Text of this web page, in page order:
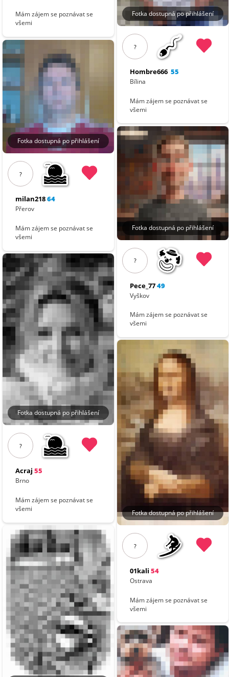
Mám zájem se poznávat se
všemi
Fotka dostupná po přihlášení
?
milan21864
Přerov
Mám zájem se poznávat se
všemi
Fotka dostupná po přihlášení
?
Acraj 55
Brno
Mám zájem se poznávat se
všemi
Fotka dostupná po přihlášení
?
Hombre666 55
Bílina
Mám zájem se poznávat se
všemi
Fotka dostupná po přihlášení
?
Pece_7749
Vyškov
Mám zájem se poznávat se
všemi
Fotka dostupná po přihlášení
?
01kali 54
Ostrava
Mám zájem se poznávat se
všemi